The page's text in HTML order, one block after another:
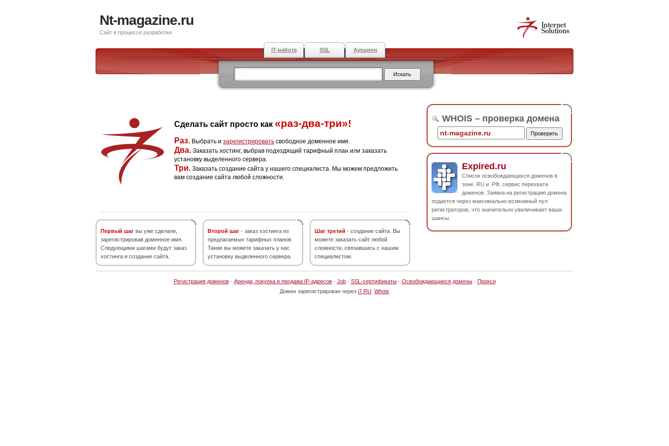
Nt-magazine.ru
Сайт в процессе разработки
IT-работа SSL Аукцион
Сделать сайт просто как «раз-два-три»!
Раз. Выбрать и зарегистрировать свободное доменное имя.
Два. Заказать хостинг, выбрав подходящий тарифный план или заказать
установку выделенного сервера.
Три. Заказать создание сайта у нашего специалиста. Мы можем предложить
вам создание сайта любой сложности.
Первый шаг вы уже сделали,
зарегистрировав доменное имя.
Следующими шагами будут заказ
хостинга и создание сайта.
Второй шаг - заказ хостинга из
предлагаемых тарифных планов.
Также вы можете заказать у нас
установку выделенного сервера.
Шаг третий - создание сайта. Вы
можете заказать сайт любой
сложности, связавшись с нашим
специалистом.
WHOIS – проверка домена
Expired.ru
Список освобождающихся доменов в
зоне .RU и .РФ, сервис перехвата
доменов. Заявка на регистрацию домена
подается через максимально возможный пул
регистраторов, что значительно увеличивает ваши
шансы.
Регистрация доменов· Аренда, покупка и продажа IP-адресов· Job· SSL-сертификаты· Освобождающиеся домены· Прокси
Домен зарегистрирован через i7.RU Whois